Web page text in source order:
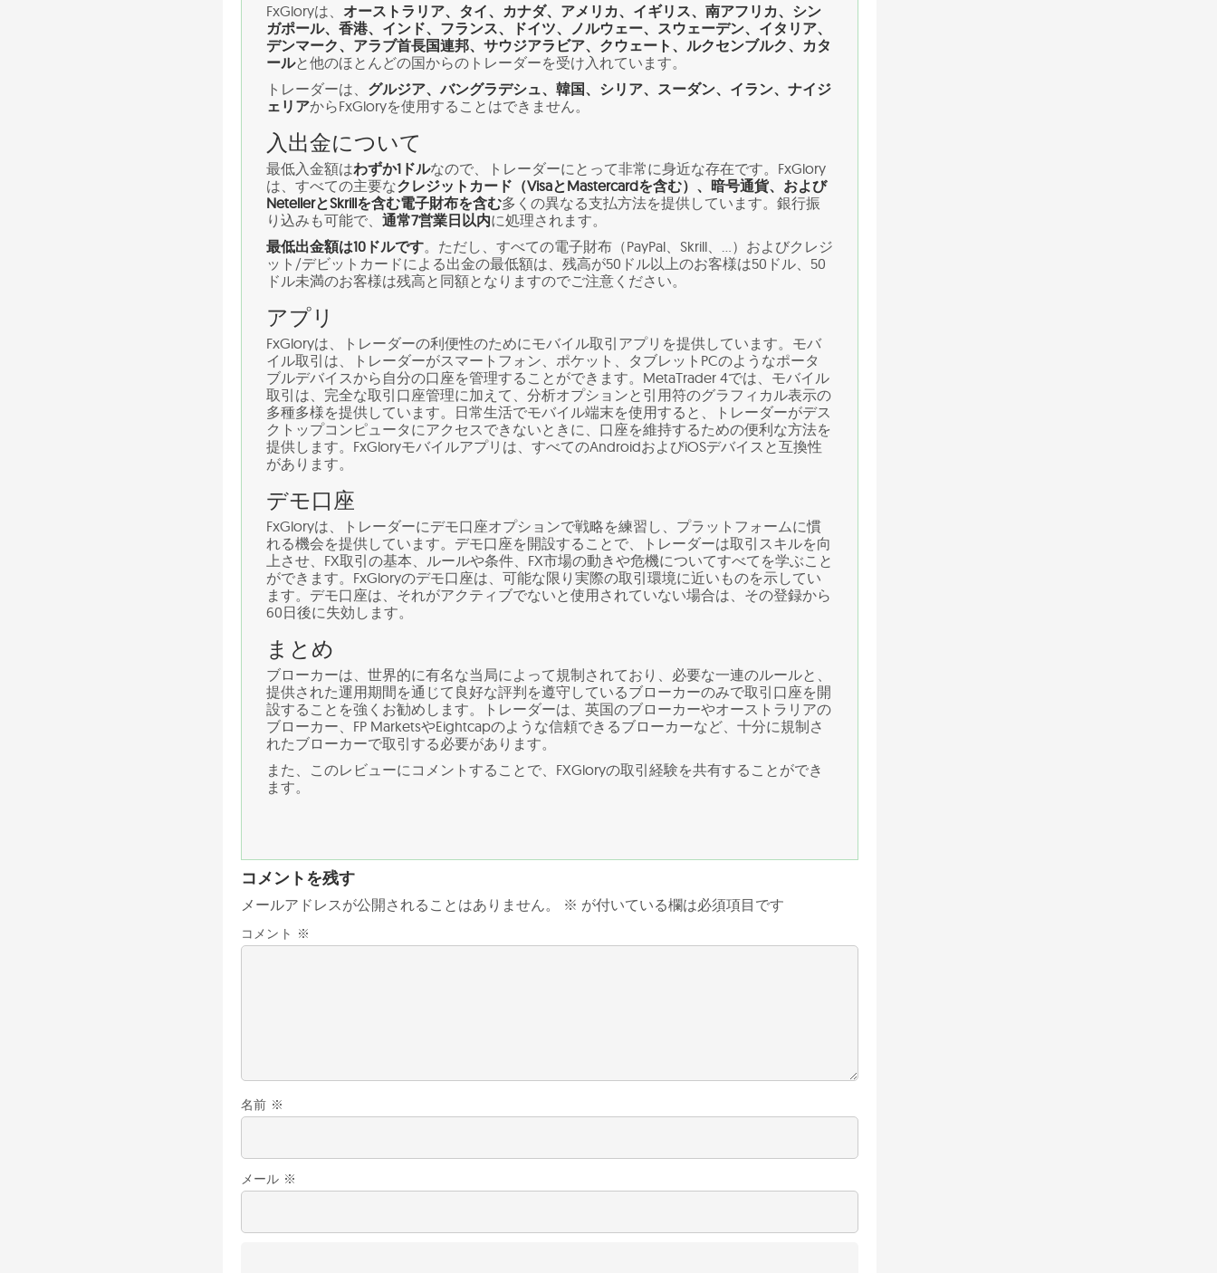
FxGloryは、 オーストラリア、タイ、カナダ、アメリカ、イギリス、南アフリカ、シン
ガポール、香港、インド、フランス、ドイツ、ノルウェー、スウェーデン、イタリア、
デンマーク、アラブ首長国連邦、サウジアラビア、クウェート、ルクセンブルク、カタ
ールと他のほとんどの国からのトレーダーを受け入れています。
トレーダーは、 グルジア、バングラデシュ、韓国、シリア、スーダン、イラン、ナイジ
ェリアからFxGloryを使用することはできません。
入出金について
最低入金額はわずか1ドルなので、トレーダーにとって非常に身近な存在です。FxGlory
は、すべての主要なクレジットカード（VisaとMastercardを含む）、暗号通貨、および
NetellerとSkrillを含む電子財布を含む多くの異なる支払方法を提供しています。銀行振
り込みも可能で、 通常7営業日以内に処理されます。
最低出金額は10ドルです。ただし、すべての電子財布（PayPal、Skrill、…）およびクレジ
ット/デビットカードによる出金の最低額は、残高が50ドル以上のお客様は50ドル、50
ドル未満のお客様は残高と同額となりますのでご注意ください。
アプリ
FxGloryは、トレーダーの利便性のためにモバイル取引アプリを提供しています。モバ
イル取引は、トレーダーがスマートフォン、ポケット、タブレットPCのようなポータ
ブルデバイスから自分の口座を管理することができます。MetaTrader 4では、モバイル
取引は、完全な取引口座管理に加えて、分析オプションと引用符のグラフィカル表示の
多種多様を提供しています。日常生活でモバイル端末を使用すると、トレーダーがデス
クトップコンピュータにアクセスできないときに、口座を維持するための便利な方法を
提供します。FxGloryモバイルアプリは、すべてのAndroidおよびiOSデバイスと互換性
があります。
デモ口座
FxGloryは、トレーダーにデモ口座オプションで戦略を練習し、プラットフォームに慣
れる機会を提供しています。デモ口座を開設することで、トレーダーは取引スキルを向
上させ、FX取引の基本、ルールや条件、FX市場の動きや危機についてすべてを学ぶこと
ができます。FxGloryのデモ口座は、可能な限り実際の取引環境に近いものを示してい
ます。デモ口座は、それがアクティブでないと使用されていない場合は、その登録から
60日後に失効します。
まとめ
ブローカーは、世界的に有名な当局によって規制されており、必要な一連のルールと、
提供された運用期間を通じて良好な評判を遵守しているブローカーのみで取引口座を開
設することを強くお勧めします。トレーダーは、英国のブローカーやオーストラリアの
ブローカー、FP MarketsやEightcapのような信頼できるブローカーなど、十分に規制さ
れたブローカーで取引する必要があります。
また、このレビューにコメントすることで、FXGloryの取引経験を共有することができ
ます。
コメントを残す
メールアドレスが公開されることはありません。 ※ が付いている欄は必須項目です
コメント ※
名前 ※
メール ※